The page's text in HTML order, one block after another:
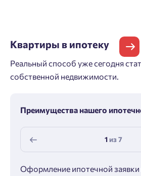
Квартиры в ипотеку
Реальный способ уже сегодня
собственной недвижимости.
Преимущества нашего
1из7
Оформление ипотечной